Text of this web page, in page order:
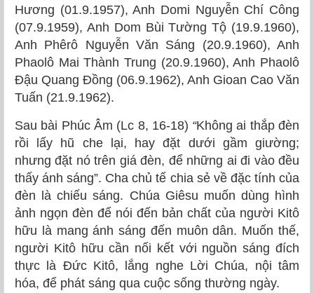
Hương (01.9.1957), Anh Domi Nguyễn Chí Công
(07.9.1959), Anh Dom Bùi Tường Tộ (19.9.1960),
Anh Phêrô Nguyễn Văn Sáng (20.9.1960), Anh
Phaolô Mai Thành Trung (20.9.1960), Anh Phaolô
Đậu Quang Đồng (06.9.1962), Anh Gioan Cao Văn
Tuấn (21.9.1962).
Sau bài Phúc Âm (Lc 8, 16-18) “Không ai thắp đèn
rồi lấy hũ che lại, hay đặt dưới gầm giường;
nhưng đặt nó trên giá đèn, để những ai đi vào đều
thấy ánh sáng”. Cha chủ tế chia sẻ về đặc tính của
đèn là chiếu sáng. Chúa Giêsu muốn dùng hình
ảnh ngọn đèn để nói đến bản chất của người Kitô
hữu là mang ánh sáng đến muôn dân. Muốn thế,
người Kitô hữu cần nối kết với nguồn sáng đích
thực là Đức Kitô, lắng nghe Lời Chúa, nội tâm
hóa, để phát sáng qua cuộc sống thường ngày.